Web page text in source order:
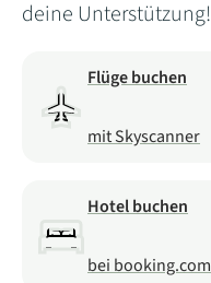
deine Unterstützung!
Flüge buchen
mit Skyscanner
Hotel buchen
bei booking.com